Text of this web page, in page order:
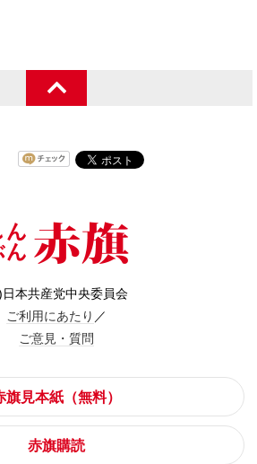
本共産党中央委員会
ご利用にあたり ／
ご意見・質問
旗見本紙（無料）
赤旗購読